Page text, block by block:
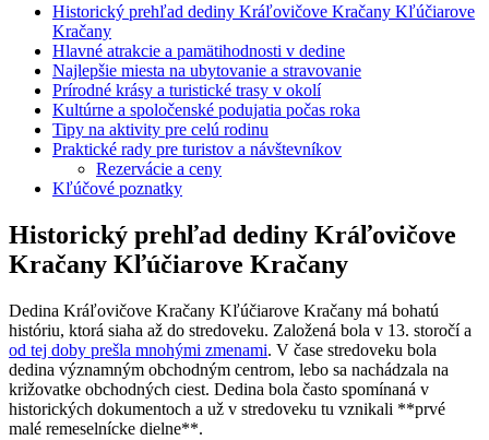
Historický prehľad dediny Kráľovičove Kračany Kľúčiarove
Kračany
Hlavné atrakcie a pamätihodnosti v dedine
Najlepšie miesta na ubytovanie a stravovanie
Prírodné krásy a turistické trasy v okolí
Kultúrne a spoločenské podujatia počas roka
Tipy na aktivity pre celú rodinu
Praktické rady pre turistov a návštevníkov
Rezervácie a ceny
Kľúčové poznatky
Historický prehľad dediny Kráľovičove
Kračany Kľúčiarove Kračany
Dedina Kráľovičove Kračany Kľúčiarove Kračany má bohatú
históriu, ktorá siaha až do stredoveku. Založená bola v 13. storočí a
od tej doby prešla mnohými zmenami. V čase stredoveku bola
dedina významným obchodným centrom, lebo sa nachádzala na
križovatke obchodných ciest. Dedina bola často spomínaná v
historických dokumentoch a už v stredoveku tu vznikali **prvé
malé remeselnícke dielne**.